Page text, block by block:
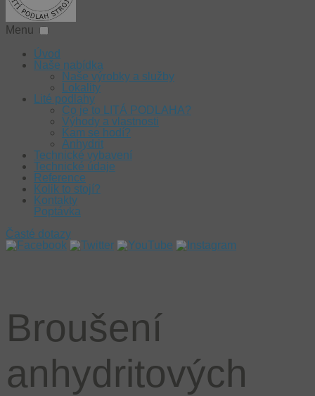
Menu
Úvod
Naše nabídka
Naše výrobky a služby
Lokality
Lité podlahy
Co je to LITÁ PODLAHA?
Výhody a vlastnosti
Kam se hodí?
Anhydrit
Technické vybavení
Technické údaje
Reference
Kolik to stojí?
Kontakty
Poptávka
Časté dotazy
Broušení
anhydritových